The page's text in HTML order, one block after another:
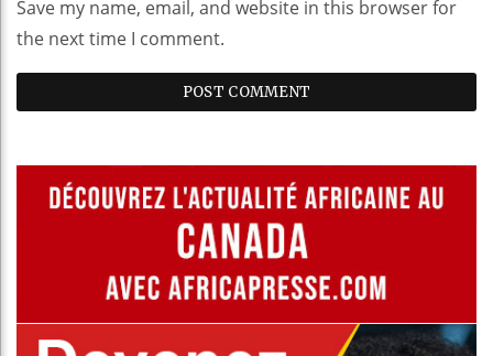
Save my name, email, and website in this browser for
the next time I comment.